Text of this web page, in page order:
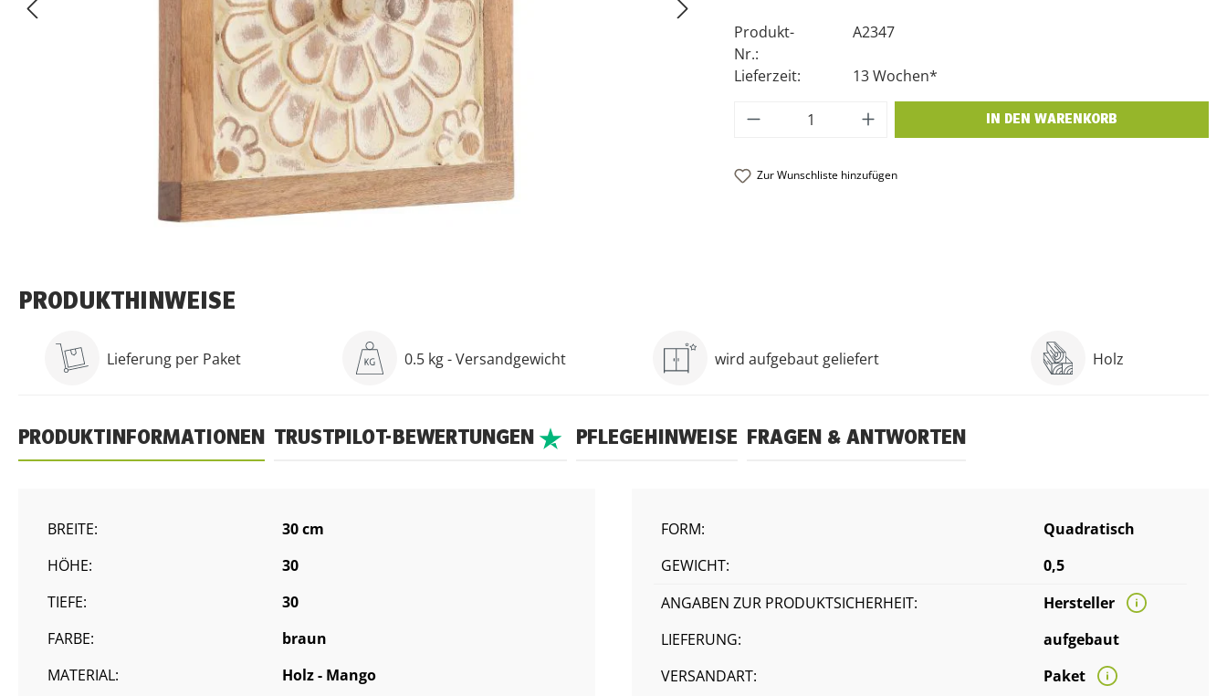
Produkt-
Nr.:
A2347
Lieferzeit: 13 Wochen*
Produkt Anzahl: Gib den gewünschten Wert
IN DEN WARENKORB
Zur Wunschliste hinzufügen
PRODUKTHINWEISE
Lieferung per Paket 0.5 kg - Versandgewicht wird aufgebaut geliefert Holz
PRODUKTINFORMATIONEN TRUSTPILOT-BEWERTUNGEN PFLEGEHINWEISE FRAGEN & ANTWORTEN
BREITE:
30 cm
HÖHE:
30
TIEFE:
30
FARBE:
braun
MATERIAL:
Holz - Mango
FORM:
Quadratisch
GEWICHT:
0,5
ANGABEN ZUR PRODUKTSICHERHEIT:
Hersteller
LIEFERUNG:
aufgebaut
VERSANDART:
Paket